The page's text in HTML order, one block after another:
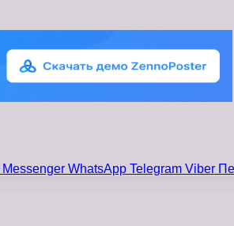
Messenger WhatsApp Telegram Viber